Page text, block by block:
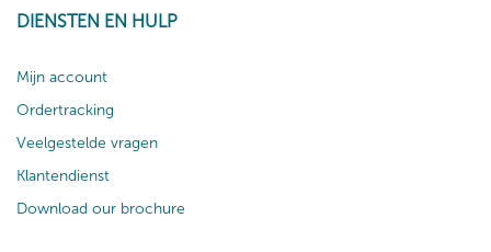
DIENSTEN EN HULP
Mijn account
Ordertracking
Veelgestelde vragen
Klantendienst
Download our brochure